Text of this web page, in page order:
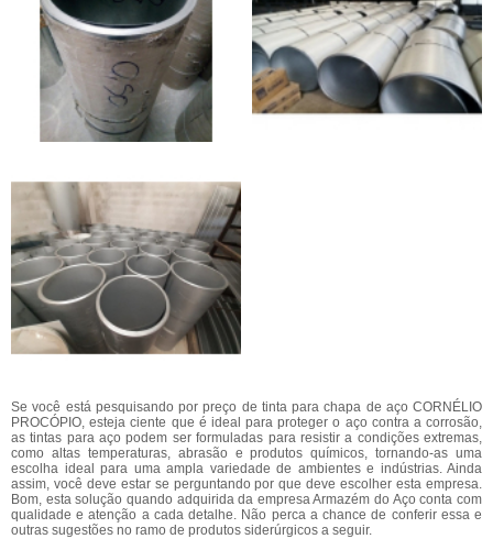
Se você está pesquisando por preço de tinta para chapa de aço CORNÉLIO
PROCÓPIO, esteja ciente que é ideal para proteger o aço contra a corrosão,
as tintas para aço podem ser formuladas para resistir a condições extremas,
como altas temperaturas, abrasão e produtos químicos, tornando-as uma
escolha ideal para uma ampla variedade de ambientes e indústrias. Ainda
assim, você deve estar se perguntando por que deve escolher esta empresa.
Bom, esta solução quando adquirida da empresa Armazém do Aço conta com
qualidade e atenção a cada detalhe. Não perca a chance de conferir essa e
outras sugestões no ramo de produtos siderúrgicos a seguir.